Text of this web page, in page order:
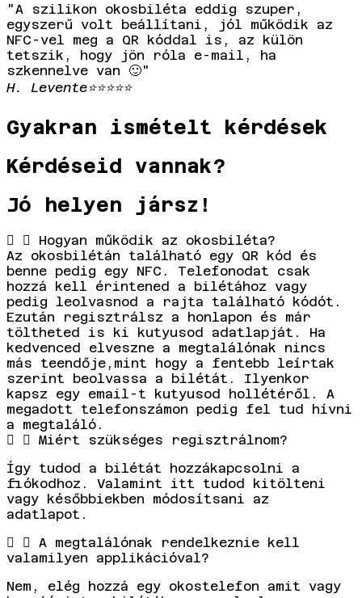
"A szilikon okosbiléta eddig szuper,
egyszerű volt beállítani, jól működik az
NFC-vel meg a QR kóddal is, az külön
tetszik, hogy jön róla e-mail, ha
szkennelve van 🙂"
H. Levente⭐⭐⭐⭐⭐
Gyakran ismételt kérdések
Kérdéseid vannak?
Jó helyen jársz!
Hogyan működik az okosbiléta?
Az okosbilétán található egy QR kód és
benne pedig egy NFC. Telefonodat csak
hozzá kell érintened a bilétához vagy
pedig leolvasnod a rajta található kódót.
Ezután regisztrálsz a honlapon és már
töltheted is ki kutyusod adatlapját. Ha
kedvenced elveszne a megtalálónak nincs
más teendője,mint hogy a fentebb leírtak
szerint beolvassa a bilétát. Ilyenkor
kapsz egy email-t kutyusod hollétéről. A
megadott telefonszámon pedig fel tud hívni
a megtaláló.
Miért szükséges regisztrálnom?
Így tudod a bilétát hozzákapcsolni a
fiókodhoz. Valamint itt tudod kitölteni
vagy későbbiekben módosítsani az
adatlapot.
A megtalálónak rendelkeznie kell
valamilyen applikációval?
Nem, elég hozzá egy okostelefon amit vagy